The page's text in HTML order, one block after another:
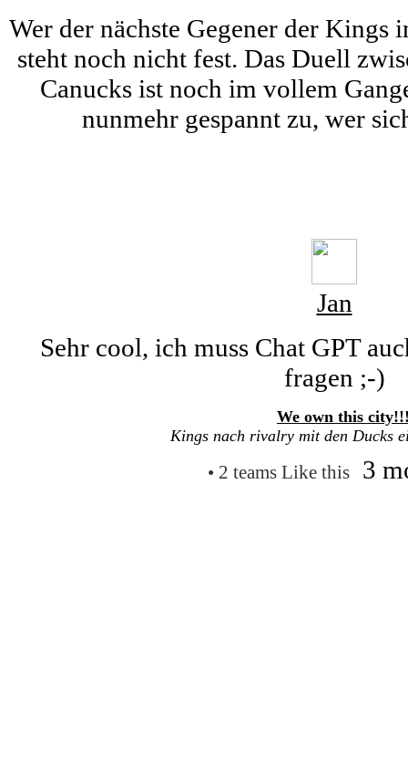
Wer der nächste Gegener der Kings
steht noch nicht fest. Das Duell
Canucks ist noch im vollem
nunmehr gespannt zu, wer
Jan
Sehr cool, ich muss Chat GPT
fragen ;-)
We own this
Kings nach rivalry mit den Ducks
• 2 teams Like this 3